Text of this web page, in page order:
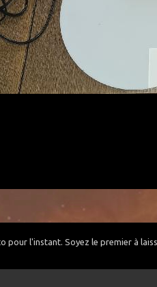
pour l'instant. Soyez le premier à